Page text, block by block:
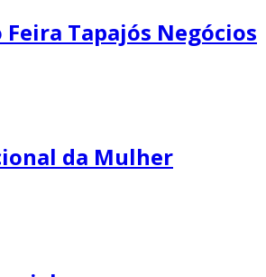
Tapajós Negócios
da Mulher